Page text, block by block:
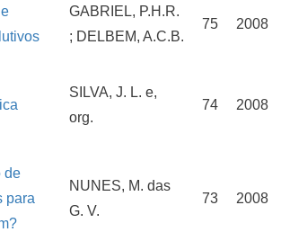
GABRIEL, P.H.R.
; DELBEM, A.C.B.
75 2008
SILVA, J. L. e,
org.
74 2008
de
para
NUNES, M. das
G. V.
73 2008